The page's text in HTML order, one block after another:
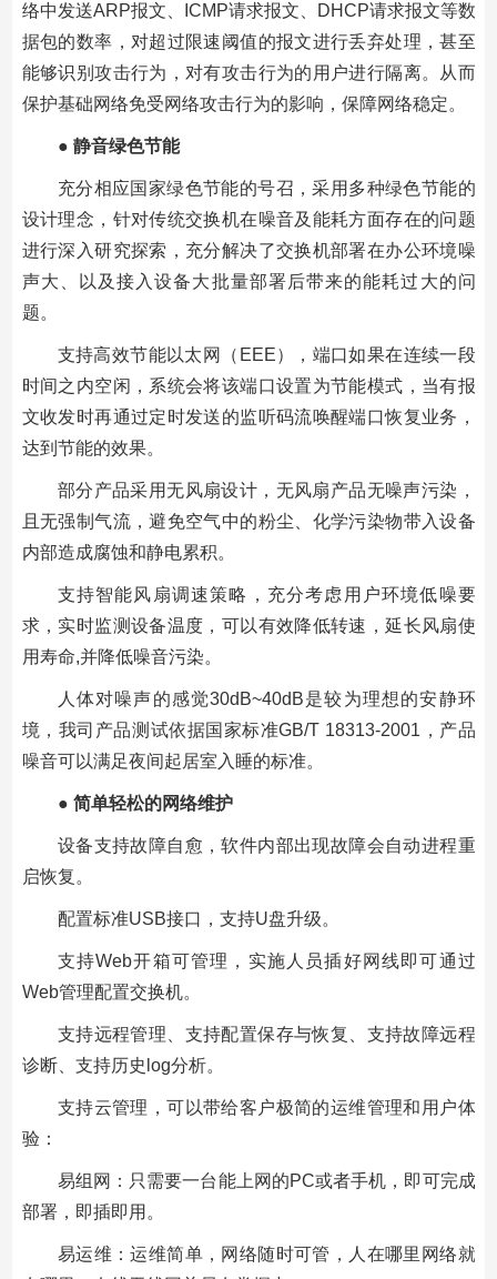
络中发送ARP报文、 ICMP请求报文、 DHCP请求报文等数
据包的数率，对超过限速阈值的报文进行丢弃处理，甚至
能够识别攻击行为，对有攻击行为的用户进行隔离。从而
保护基础网络免受网络攻击行为的影响，保障网络稳定。
● 静音绿色节能
充分相应国家绿色节能的号召，采用多种绿色节能的
设计理念，针对传统交换机在噪音及能耗方面存在的问题
进行深入研究探索，充分解决了交换机部署在办公环境噪
声大、以及接入设备大批量部署后带来的能耗过大的问
题。
支持高效节能以太网（ EEE），端口如果在连续一段
时间之内空闲，系统会将该端口设置为节能模式，当有报
文收发时再通过定时发送的监听码流唤醒端口恢复业务，
达到节能的效果。
部分产品采用无风扇设计，无风扇产品无噪声污染，
且无强制气流，避免空气中的粉尘、化学污染物带入设备
内部造成腐蚀和静电累积。
支持智能风扇调速策略，充分考虑用户环境低噪要
求，实时监测设备温度，可以有效降低转速，延长风扇使
用寿命,并降低噪音污染。
人体对噪声的感觉30dB~40dB是较为理想的安静环
境，我司产品测试依据国家标准GB/T 18313-2001 ，产品
噪音可以满足夜间起居室入睡的标准。
● 简单轻松的网络维护
设备支持故障自愈，软件内部出现故障会自动进程重
启恢复。
配置标准USB接口，支持U盘升级。
支持Web开箱可管理，实施人员插好网线即可通过
Web管理配置交换机。
支持远程管理、支持配置保存与恢复、支持故障远程
诊断、支持历史 log分析。
支持云管理，可以带给客户极简的运维管理和用户体
验：
易组网：只需要一台能上网的PC或者手机，即可完成
部署，即插即用。
易运维：运维简单，网络随时可管，人在哪里网络就